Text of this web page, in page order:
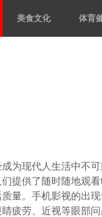
美食文化 体育
为现代人生活中不
提供了随时随地观
量。手机影视的出
疲劳、近视等眼部